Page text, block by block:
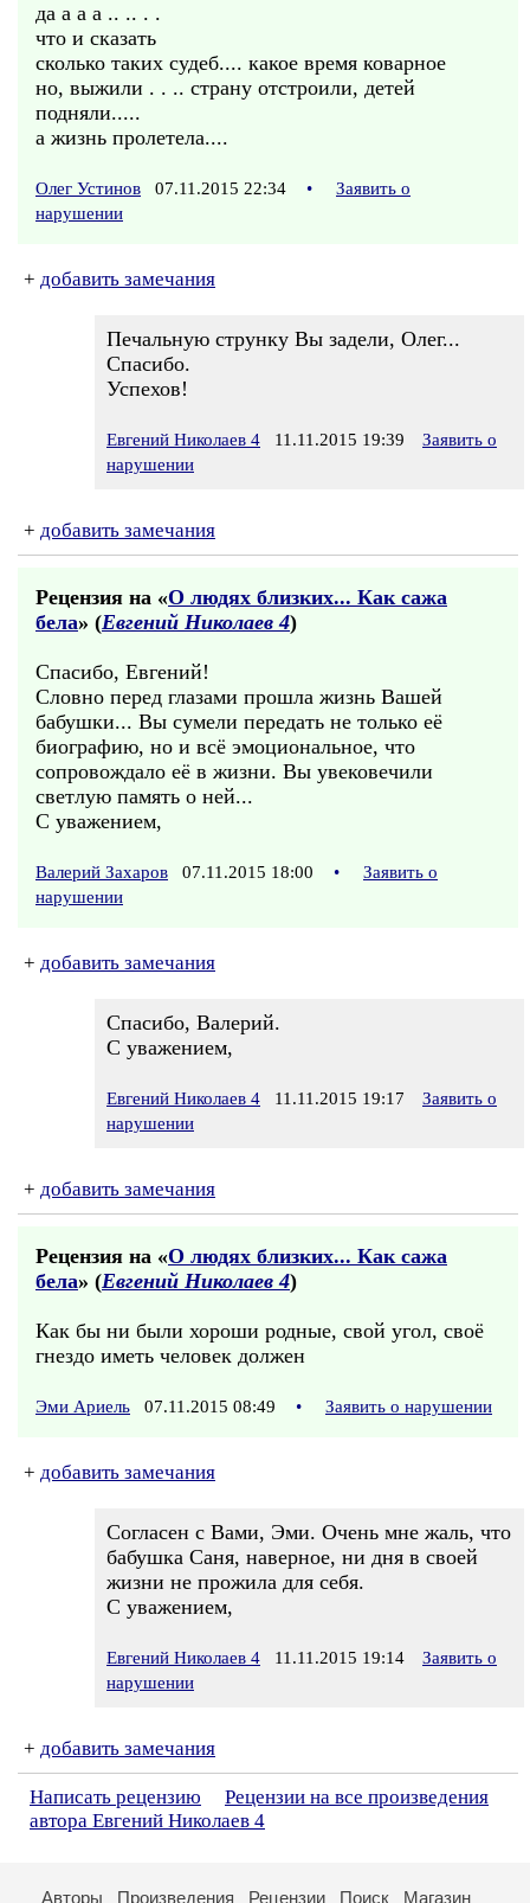
да а а а .. .. . .
что и сказать
сколько таких судеб.... какое время коварное
но, выжили . . .. страну отстроили, детей
подняли.....
а жизнь пролетела....
Олег Устинов 07.11.2015 22:34 •
Заявить о
нарушении
+ добавить замечания
Печальную струнку Вы задели, Олег...
Спасибо.
Успехов!
Евгений Николаев 4 11.11.2015 19:39
Заявить о
нарушении
+ добавить замечания
Рецензия на «О людях близких... Как сажа
бела» (Евгений Николаев 4)
Спасибо, Евгений!
Словно перед глазами прошла жизнь Вашей
бабушки... Вы сумели передать не только её
биографию, но и всё эмоциональное, что
сопровождало её в жизни. Вы увековечили
светлую память о ней...
С уважением,
Валерий Захаров 07.11.2015 18:00 •
Заявить о
нарушении
+ добавить замечания
Спасибо, Валерий.
С уважением,
Евгений Николаев 4 11.11.2015 19:17
Заявить о
нарушении
+ добавить замечания
Рецензия на «О людях близких... Как сажа
бела» (Евгений Николаев 4)
Как бы ни были хороши родные, свой угол, своё
гнездо иметь человек должен
Эми Ариель 07.11.2015 08:49 • Заявить о нарушении
+ добавить замечания
Согласен с Вами, Эми. Очень мне жаль, что
бабушка Саня, наверное, ни дня в своей
жизни не прожила для себя.
С уважением,
Евгений Николаев 4 11.11.2015 19:14
Заявить о
нарушении
+ добавить замечания
Написать рецензию
Рецензии на все произведения
автора Евгений Николаев 4
Авторы Произведения Рецензии Поиск Магазин